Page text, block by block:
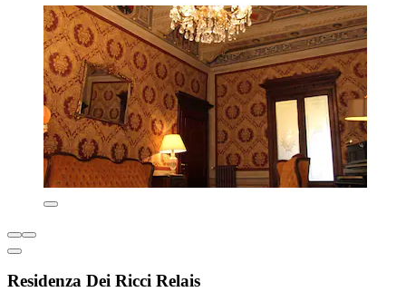
Residenza Dei Ricci Relais